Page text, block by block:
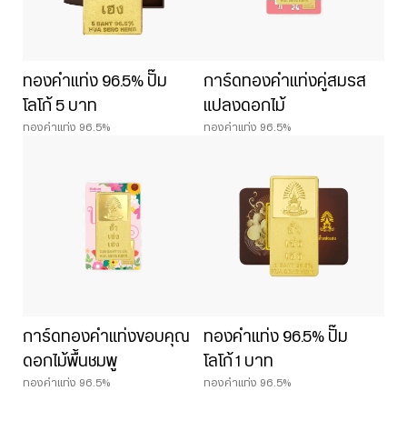
ทองคำแท่ง 96.5% ปั๊ม
โลโก้ 5 บาท
ทองคำแท่ง 96.5%
การ์ดทองคำแท่งคู่สมรส
แปลงดอกไม้
ทองคำแท่ง 96.5%
การ์ดทองคำแท่งขอบคุณ
ดอกไม้พื้นชมพู
ทองคำแท่ง 96.5%
ทองคำแท่ง 96.5% ปั๊ม
โลโก้ 1 บาท
ทองคำแท่ง 96.5%